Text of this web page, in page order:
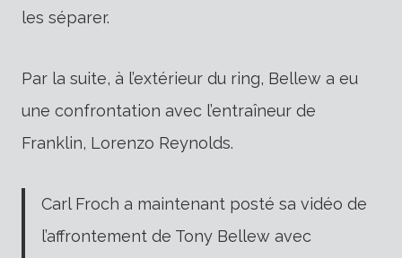
les séparer.
Par la suite, à l’extérieur du ring, Bellew a eu
une confrontation avec l’entraîneur de
Franklin, Lorenzo Reynolds.
Carl Froch a maintenant posté sa vidéo de
l’affrontement de Tony Bellew avec